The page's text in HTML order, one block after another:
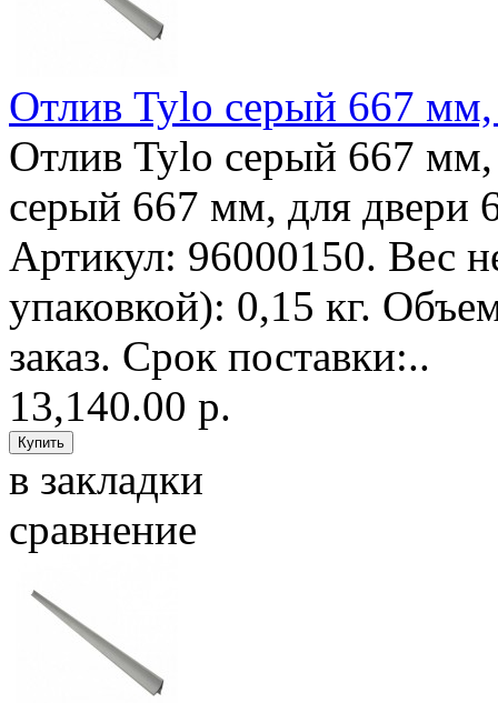
Отлив Tylo серый 667 мм,
Отлив Tylo серый 667 мм,
серый 667 мм, для двери
Артикул: 96000150. Вес
упаковкой): 0,15 кг.
заказ. Срок поставки:..
13,140.00 р.
в закладки
сравнение